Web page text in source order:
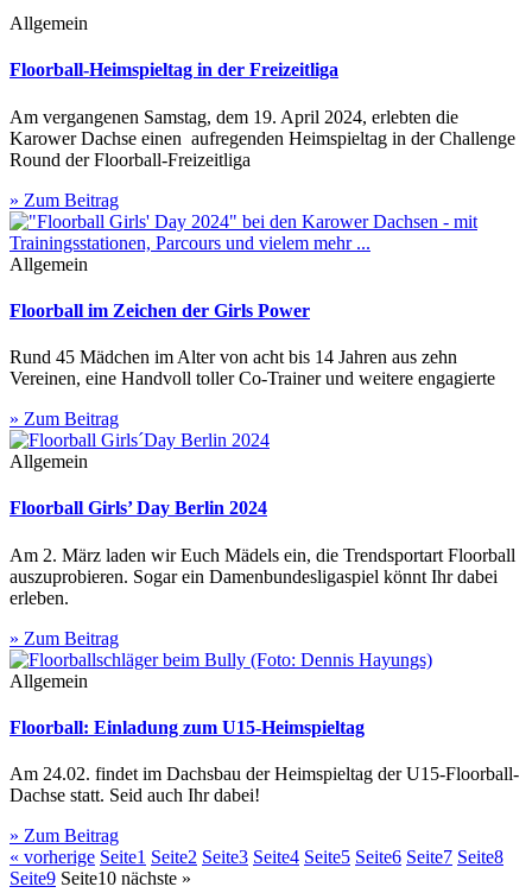
Allgemein
Floorball-Heimspieltag in der Freizeitliga
Am vergangenen Samstag, dem 19. April 2024, erlebten die
Karower Dachse einen aufregenden Heimspieltag in der Challenge
Round der Floorball-Freizeitliga
» Zum Beitrag
Allgemein
Floorball im Zeichen der Girls Power
Rund 45 Mädchen im Alter von acht bis 14 Jahren aus zehn
Vereinen, eine Handvoll toller Co-Trainer und weitere engagierte
» Zum Beitrag
Allgemein
Floorball Girls’ Day Berlin 2024
Am 2. März laden wir Euch Mädels ein, die Trendsportart Floorball
auszuprobieren. Sogar ein Damenbundesligaspiel könnt Ihr dabei
erleben.
» Zum Beitrag
Allgemein
Floorball: Einladung zum U15-Heimspieltag
Am 24.02. findet im Dachsbau der Heimspieltag der U15-Floorball-
Dachse statt. Seid auch Ihr dabei!
» Zum Beitrag
« vorherige Seite1 Seite2 Seite3 Seite4 Seite5 Seite6 Seite7 Seite8
Seite9 Seite10 nächste »